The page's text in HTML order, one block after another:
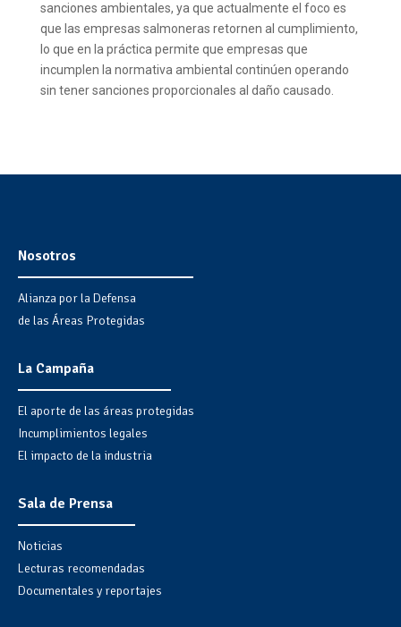
sanciones ambientales, ya que actualmente el foco es
que las empresas salmoneras retornen al cumplimiento,
lo que en la práctica permite que empresas que
incumplen la normativa ambiental continúen operando
sin tener sanciones proporcionales al daño causado.
Nosotros
Alianza por la Defensa
de las Áreas Protegidas
La Campaña
El aporte de las áreas protegidas
Incumplimientos legales
El impacto de la industria
Sala de Prensa
Noticias
Lecturas recomendadas
Documentales y reportajes